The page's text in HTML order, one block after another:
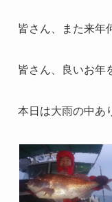
皆さん、また来年
皆さん、良いお年
本日は大雨の中あ